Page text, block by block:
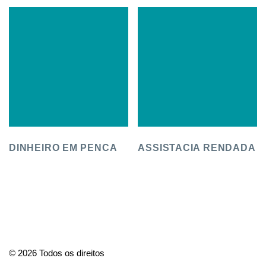
DINHEIRO EM PENCA ASSISTACIA RENDADA
© 2026 Todos os direitos